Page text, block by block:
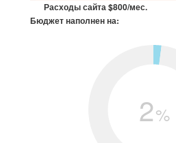
Расходы сайта $800/мес.
Бюджет наполнен на:
2%